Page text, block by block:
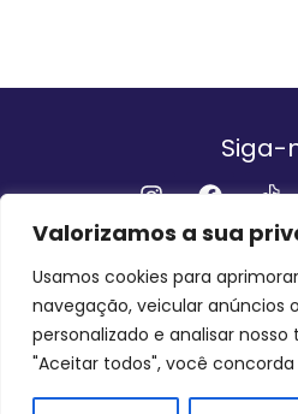
Valorizamos a sua
Usamos cookies para
navegação, veicular anúncios
personalizado e analisar
"Aceitar todos", você
Siga-
QUEM SOMOS
INVEST
COPYRIGHT